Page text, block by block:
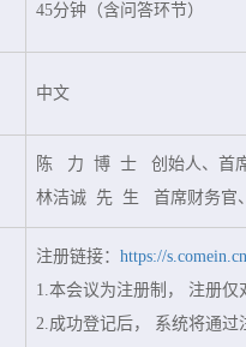
45分钟（含问答环节）
中文
陈 力 博 士 创始人、首席
林洁诚 先 生 首席财务官
注册链接： https://
1.本会议为注册制， 注册仅
2.成功登记后， 系统将通